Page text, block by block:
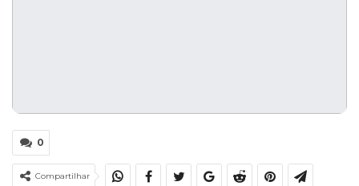
0
Compartilhar